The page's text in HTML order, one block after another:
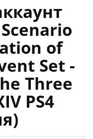
of
Set -
Three
PS4